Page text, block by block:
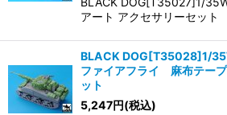
アート アクセサリーセット
BLACK DOG[T35028]1/
ファイアフライ 麻布テー
ット
5,247円(税込)